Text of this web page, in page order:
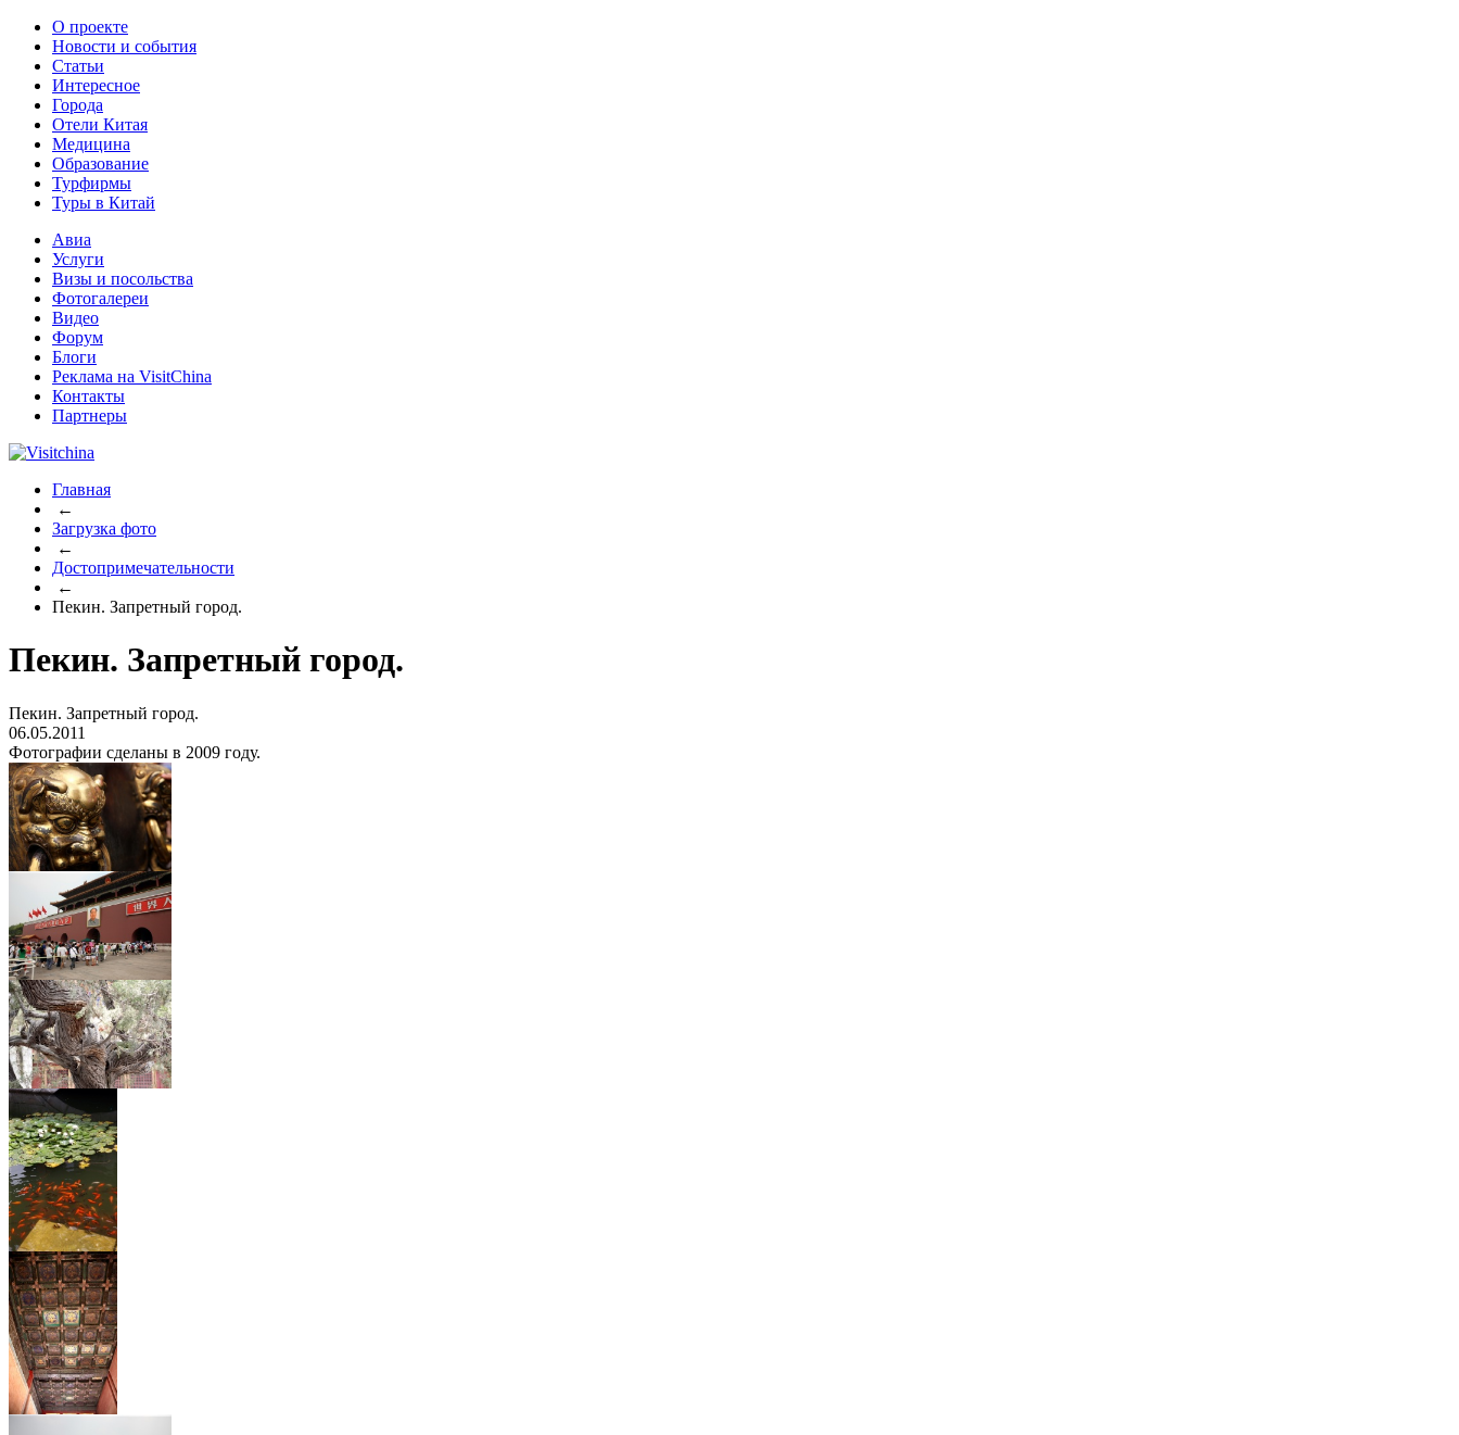
О проекте
Новости и события
Статьи
Интересное
Города
Отели Китая
Медицина
Образование
Турфирмы
Туры в Китай
Авиа
Услуги
Визы и посольства
Фотогалереи
Видео
Форум
Блоги
Реклама на VisitChina
Контакты
Партнеры
Главная
←
Загрузка фото
←
Достопримечательности
←
Пекин. Запретный город.
Пекин. Запретный город.
Пекин. Запретный город.
06.05.2011
Фотографии сделаны в 2009 году.